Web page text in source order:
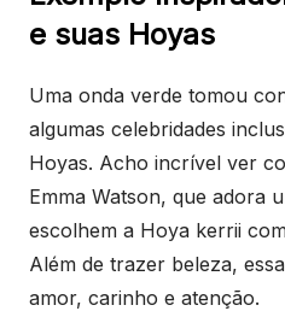
e suas Hoyas
Uma onda verde tomou
algumas celebridades
Hoyas. Acho incrível ver
Emma Watson, que adora
escolhem a Hoya kerrii
Além de trazer beleza,
amor, carinho e atenção.